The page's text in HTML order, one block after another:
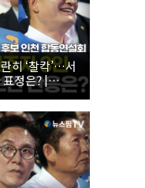
히 ‘찰칵’…서
표정은? |
·최고위원 후